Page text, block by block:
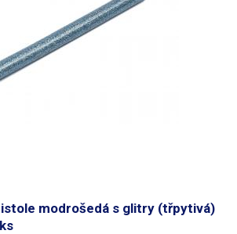
modrošedá s glitry (třpytivá)